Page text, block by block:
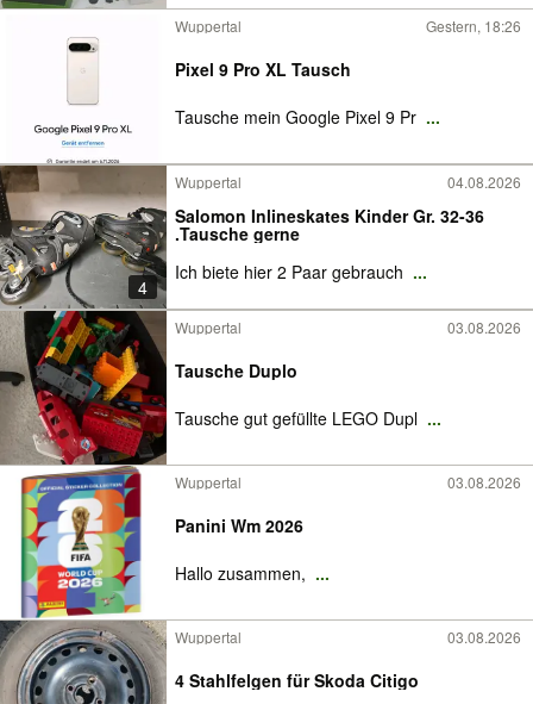
Wuppertal Gestern, 18:26
Pixel 9 Pro XL Tausch
Tausche mein Google Pixel 9 Pr ...
4
Wuppertal 04.08.2026
Salomon Inlineskates Kinder Gr. 32-36
.Tausche gerne
Ich biete hier 2 Paar gebrauch ...
Wuppertal 03.08.2026
Tausche Duplo
Tausche gut gefüllte LEGO Dupl ...
Wuppertal 03.08.2026
Panini Wm 2026
Hallo zusammen, ...
Wuppertal 03.08.2026
4 Stahlfelgen für Skoda Citigo